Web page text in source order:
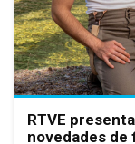
RTVE
novedades de